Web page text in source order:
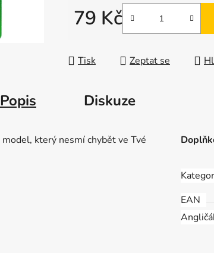
79 Kč
Měrná cena:
Tisk Zeptat se
Popis Diskuze
model, který nesmí chybět ve Tvé
EAN